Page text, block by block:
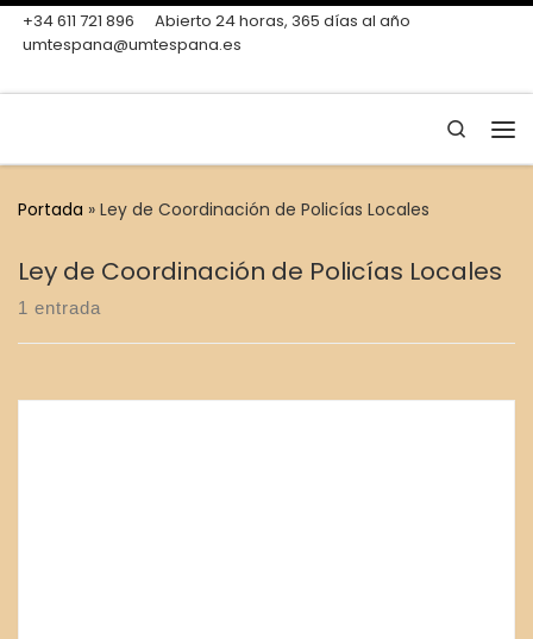
Skip to content
+34 611 721 896
Abierto 24 horas, 365 días al año
umtespana@umtespana.es
Search
Portada » Ley de Coordinación de Policías Locales
Ley de Coordinación de Policías Locales
1 entrada